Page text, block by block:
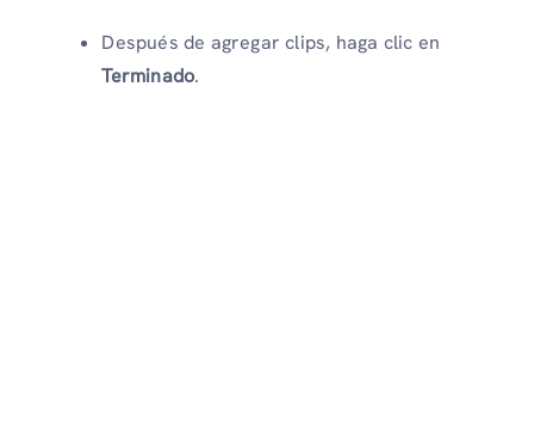
Después de agregar clips, haga clic en
Terminado.